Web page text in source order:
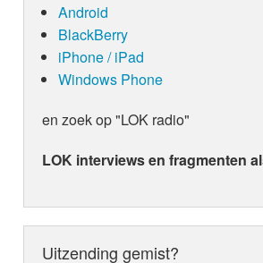
Android
BlackBerry
iPhone / iPad
Windows Phone
en zoek op "LOK radio"
LOK interviews en fragmenten
Uitzending gemist?